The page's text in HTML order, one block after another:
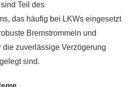
Teil des
das häufig bei LKWs eingesetzt
Bremstrommeln und
die zuverlässige Verzögerung
sind.